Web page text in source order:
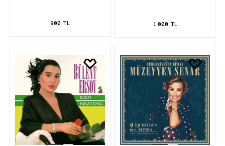
900 TL 1.000 TL